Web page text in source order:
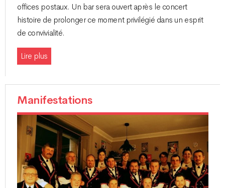
offices postaux. Un bar sera ouvert après le concert
histoire de prolonger ce moment privilégié dans un esprit
de convivialité.
Lire plus
Manifestations